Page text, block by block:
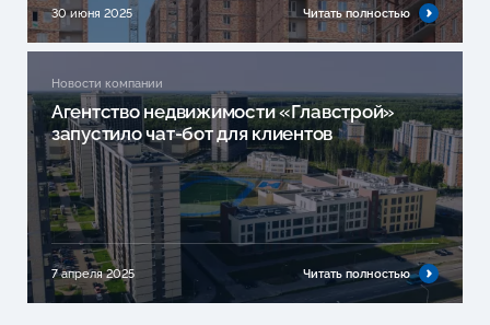
30 июня 2025 Читать полностью
Новости компании
Агентство недвижимости «Главстрой»
запустило чат-бот для клиентов
7 апреля 2025 Читать полностью